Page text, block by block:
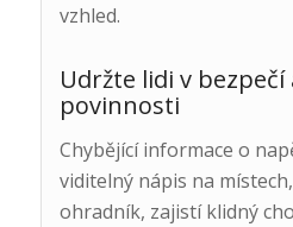
vzhled.
Udržte lidi v bezpečí
povinnosti
Chybějící informace o
viditelný nápis na
ohradník, zajistí klidný